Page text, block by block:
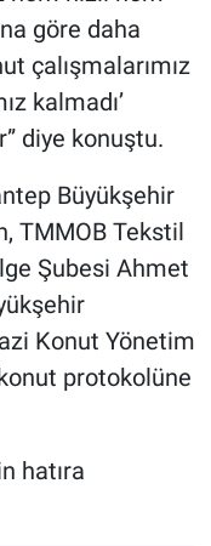
göre daha
çalışmalarımız
kalmadı’
diye konuştu.
Büyükşehir
TMMOB Tekstil
Şubesi Ahmet
Konut Yönetim
protokolüne
hatıra